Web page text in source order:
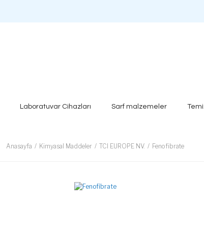
Laboratuvar Cihazları Sarf malzemeler
Anasayfa Kimyasal Maddeler TCI EUROPE NV. Fenofibrate